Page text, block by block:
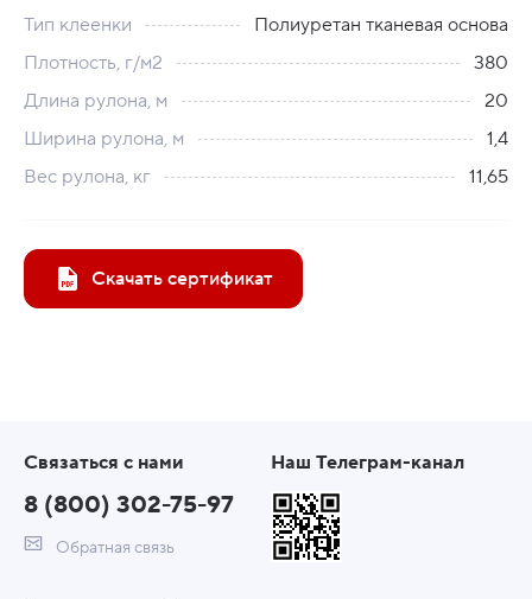
Тип клеенки
Полиуретан тканевая основа
Плотность, г/м2
380
Длина рулона, м
20
Ширина рулона, м
1,4
Вес рулона, кг
11,65
Скачать сертификат
Связаться с нами
8 (800) 302-75-97
Обратная связь
Наш Телеграм-канал